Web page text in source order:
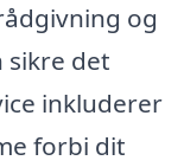
og
sikre det
inkluderer
forbi dit